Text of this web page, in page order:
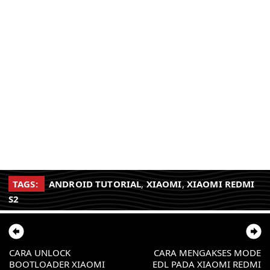
TAGS: ANDROID TUTORIAL, XIAOMI, XIAOMI REDMI
S2
CARA MENGAKSES MODE
EDL PADA XIAOMI REDMI
CARA UNLOCK
BOOTLOADER XIAOMI